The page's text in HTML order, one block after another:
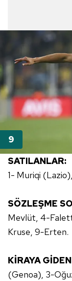
SATILANLAR:
1- Muriqi
SÖZLEŞME
Mevlüt, 4-
Kruse, 9-Erten.
KİRAYA
(Genoa), 3-